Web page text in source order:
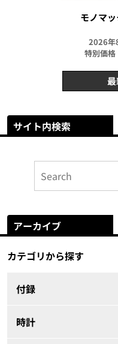
モノマ
2026年
特別価格
サイト内検索
アーカイブ
カテゴリから探す
付録
時計